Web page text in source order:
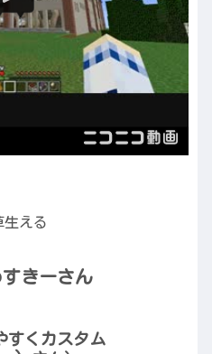
生える
きーさん
すくカスタム